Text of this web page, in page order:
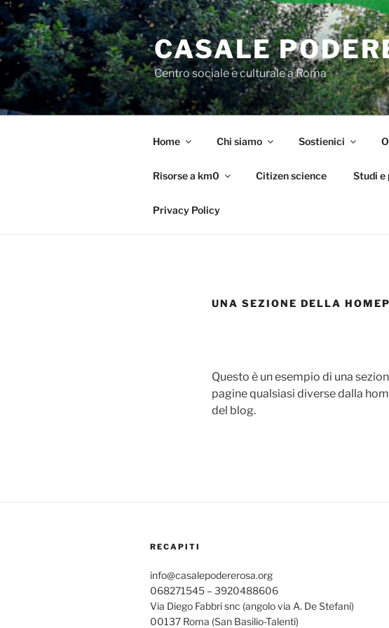
Salta
al
contenuto
CASALE
Centro sociale e culturale a Roma
Home Chi siamo Sostienici
Risorse a km0 Citizen science Studi e
Privacy Policy
UNA SEZIONE DELLA
Questo è un esempio di una
pagine qualsiasi diverse dalla
del blog.
RECAPITI
info@casalepodererosa.org
068271545 – 3920488606
Via Diego Fabbri snc (angolo via A. De Stefani)
00137 Roma (San Basilio-Talenti)